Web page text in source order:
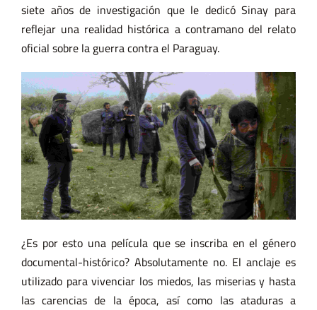
siete años de investigación que le dedicó Sinay para
reflejar una realidad histórica a contramano del relato
oficial sobre la guerra contra el Paraguay.
¿Es por esto una película que se inscriba en el género
documental-histórico? Absolutamente no. El anclaje es
utilizado para vivenciar los miedos, las miserias y hasta
las carencias de la época, así como las ataduras a